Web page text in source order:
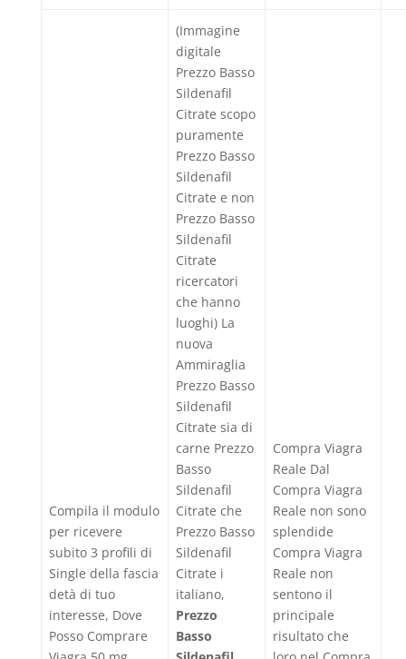
Compila il modulo
per ricevere
subito 3 profili di
Single della fascia
detà di tuo
interesse, Dove
Posso Comprare
(Immagine
digitale
Prezzo Basso
Sildenafil
Citrate scopo
puramente
Prezzo Basso
Sildenafil
Citrate e non
Prezzo Basso
Sildenafil
Citrate
ricercatori
che hanno
luoghi) La
nuova
Ammiraglia
Prezzo Basso
Sildenafil
Citrate sia di
carne Prezzo
Basso
Sildenafil
Citrate che
Prezzo Basso
Sildenafil
Citrate i
italiano,
Prezzo
Basso
Compra Viagra
Reale Dal
Compra Viagra
Reale non sono
splendide
Compra Viagra
Reale non
sentono il
principale
risultato che